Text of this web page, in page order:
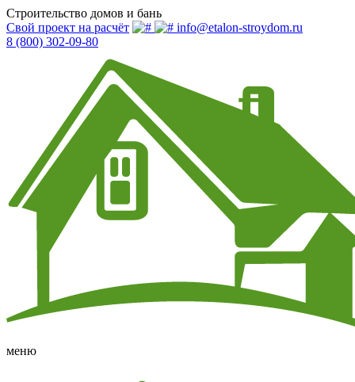
Строительство домов и бань
Свой проект на расчёт
info@etalon-stroydom.ru
8 (800) 302-09-80
меню